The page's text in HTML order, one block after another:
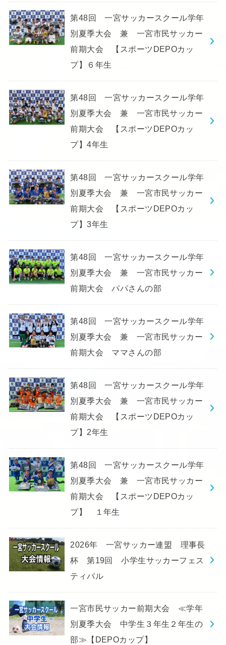
第48回 一宮サッカースクール学年
別夏季大会 兼 一宮市民サッカー
前期大会 【スポーツDEPOカッ
プ】６年生
第48回 一宮サッカースクール学年
別夏季大会 兼 一宮市民サッカー
前期大会 【スポーツDEPOカッ
プ】4年生
第48回 一宮サッカースクール学年
別夏季大会 兼 一宮市民サッカー
前期大会 【スポーツDEPOカッ
プ】3年生
第48回 一宮サッカースクール学年
別夏季大会 兼 一宮市民サッカー
前期大会 パパさんの部
第48回 一宮サッカースクール学年
別夏季大会 兼 一宮市民サッカー
前期大会 ママさんの部
第48回 一宮サッカースクール学年
別夏季大会 兼 一宮市民サッカー
前期大会 【スポーツDEPOカッ
プ】2年生
第48回 一宮サッカースクール学年
別夏季大会 兼 一宮市民サッカー
前期大会 【スポーツDEPOカッ
プ】 １年生
2026年 一宮サッカー連盟 理事長
杯 第19回 小学生サッカーフェス
ティバル
一宮市民サッカー前期大会 ≪学年
別夏季大会 中学生３年生２年生の
部≫【DEPOカップ】